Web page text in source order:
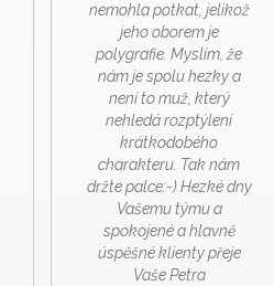
nemohla potkat, jelikož
jeho oborem je
polygrafie. Myslím, že
nám je spolu hezky a
není to muž, který
nehledá rozptýlení
krátkodobého
charakteru. Tak nám
držte palce:-) Hezké dny
Vašemu týmu a
spokojené a hlavně
úspěšné klienty přeje
Vaše Petra